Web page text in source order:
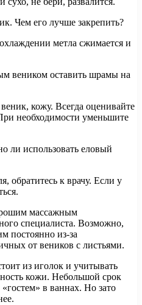
Чем его лучше закрепить?
метла сжимается и
веником оставить шрамы на
кожу. Всегда оценивайте
необходимости уменьшите
ли использовать еловый
обратитесь к врачу. Если у
массажным
специалиста. Возможно,
постоянно из-за
от веников с листьями.
из иголок и учитывать
кожи. Небольшой срок
в ваннах. Но зато